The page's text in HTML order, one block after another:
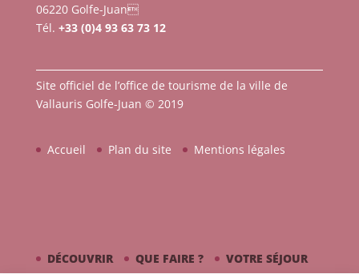
06220 Golfe-Juan
Tél. +33 (0)4 93 63 73 12
Site officiel de l’office de tourisme de la ville de
Vallauris Golfe-Juan © 2019
Accueil Plan du site Mentions légales
DÉCOUVRIR QUE FAIRE ? VOTRE SÉJOUR